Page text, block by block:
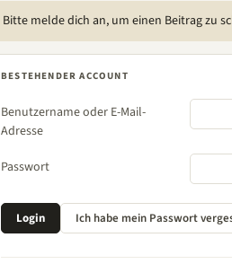
Bitte melde dich an, um einen Beitrag zu
BESTEHENDER ACCOUNT
Benutzername oder E-Mail-
Adresse
Passwort